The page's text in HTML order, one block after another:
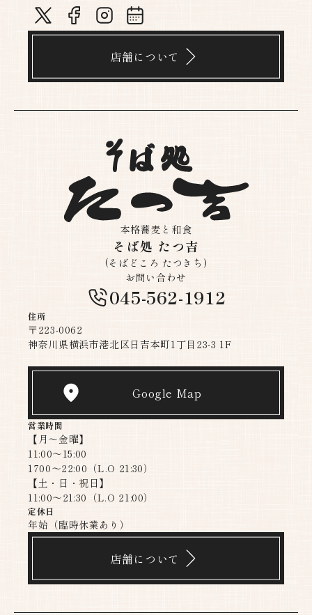
店舗について
本格蕎麦と和食
そば処 たつ吉
(そばどころ たつきち)
お問い合わせ
045-562-1912
住所
〒223-0062
神奈川県横浜市港北区日吉本町1丁目23-3 1F
Google Map
営業時間
【月〜金曜】
11:00～15:00
1700～22:00（L.O 21:30）
【土・日・祝日】
11:00～21:30（L.O 21:00）​​​​​​​
定休日
年始（臨時休業あり）
店舗について